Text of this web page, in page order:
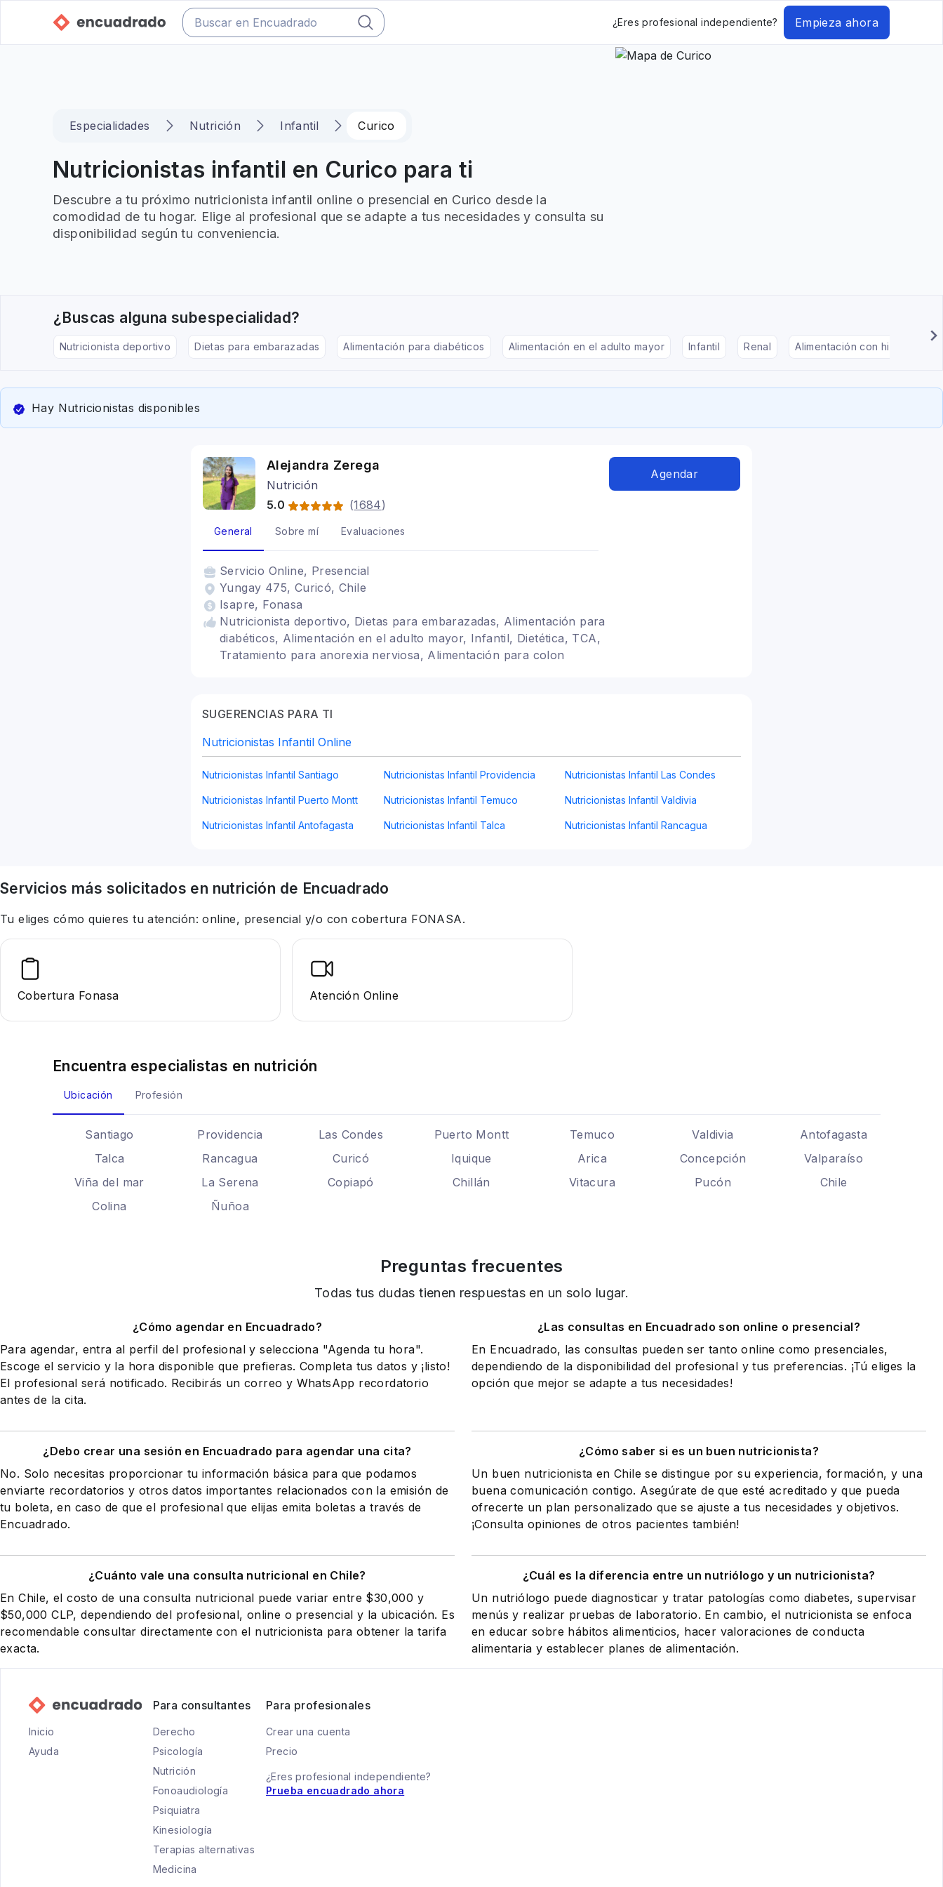
¿Eres profesional independiente? Empieza ahora
Especialidades Nutrición Infantil Curico
Nutricionistas infantil en Curico para ti
Descubre a tu próximo nutricionista infantil online o presencial en Curico desde la
comodidad de tu hogar. Elige al profesional que se adapte a tus necesidades y consulta su
disponibilidad según tu conveniencia.
¿Buscas alguna subespecialidad?
Nutricionista deportivo Dietas para embarazadas Alimentación para diabéticos Alimentación en el adulto mayor Infantil Renal Alimentación con
Hay Nutricionistas disponibles
Alejandra Zerega
Nutrición
5.0
(1684)
General Sobre mí Evaluaciones
Servicio Online, Presencial
Yungay 475, Curicó, Chile
Isapre, Fonasa
Nutricionista deportivo, Dietas para embarazadas, Alimentación para
diabéticos, Alimentación en el adulto mayor, Infantil, Dietética, TCA,
Tratamiento para anorexia nerviosa, Alimentación para colon
Agendar
SUGERENCIAS PARA TI
Nutricionistas Infantil Online
Nutricionistas Infantil Santiago Nutricionistas Infantil Providencia Nutricionistas Infantil Las Condes
Nutricionistas Infantil Puerto Montt Nutricionistas Infantil Temuco Nutricionistas Infantil Valdivia
Nutricionistas Infantil Antofagasta Nutricionistas Infantil Talca Nutricionistas Infantil Rancagua
Servicios más solicitados en nutrición de Encuadrado
Tu eliges cómo quieres tu atención: online, presencial y/o con cobertura FONASA.
Cobertura Fonasa Atención Online
Encuentra especialistas en nutrición
Ubicación Profesión
Santiago Providencia Las Condes Puerto Montt Temuco Valdivia
Antofagasta
Talca
Rancagua Curicó Iquique Arica Concepción
Valparaíso
Viña del mar
La Serena Copiapó Chillán Vitacura Pucón
Chile
Colina
Ñuñoa
Preguntas frecuentes
Todas tus dudas tienen respuestas en un solo lugar.
¿Cómo agendar en Encuadrado?
Para agendar, entra al perfil del profesional y selecciona "Agenda tu hora".
Escoge el servicio y la hora disponible que prefieras. Completa tus datos y ¡listo!
El profesional será notificado. Recibirás un correo y WhatsApp recordatorio
antes de la cita.
¿Las consultas en Encuadrado son online o presencial?
En Encuadrado, las consultas pueden ser tanto online como presenciales,
dependiendo de la disponibilidad del profesional y tus preferencias. ¡Tú eliges la
opción que mejor se adapte a tus necesidades!
¿Debo crear una sesión en Encuadrado para agendar una cita?
No. Solo necesitas proporcionar tu información básica para que podamos
enviarte recordatorios y otros datos importantes relacionados con la emisión de
tu boleta, en caso de que el profesional que elijas emita boletas a través de
Encuadrado.
¿Cómo saber si es un buen nutricionista?
Un buen nutricionista en Chile se distingue por su experiencia, formación, y una
buena comunicación contigo. Asegúrate de que esté acreditado y que pueda
ofrecerte un plan personalizado que se ajuste a tus necesidades y objetivos.
¡Consulta opiniones de otros pacientes también!
¿Cuánto vale una consulta nutricional en Chile?
En Chile, el costo de una consulta nutricional puede variar entre $30,000 y
$50,000 CLP, dependiendo del profesional, online o presencial y la ubicación. Es
recomendable consultar directamente con el nutricionista para obtener la tarifa
exacta.
¿Cuál es la diferencia entre un nutriólogo y un nutricionista?
Un nutriólogo puede diagnosticar y tratar patologías como diabetes, supervisar
menús y realizar pruebas de laboratorio. En cambio, el nutricionista se enfoca
en educar sobre hábitos alimenticios, hacer valoraciones de conducta
alimentaria y establecer planes de alimentación.
Inicio
Ayuda
Para consultantes
Derecho
Psicología
Nutrición
Fonoaudiología
Psiquiatra
Kinesiología
Terapias alternativas
Medicina
Para profesionales
Crear una cuenta
Precio
¿Eres profesional independiente?
Prueba encuadrado ahora